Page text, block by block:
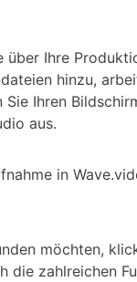
über Ihre
hinzu,
Ihren
aus.
in
möchten,
die zahlreichen